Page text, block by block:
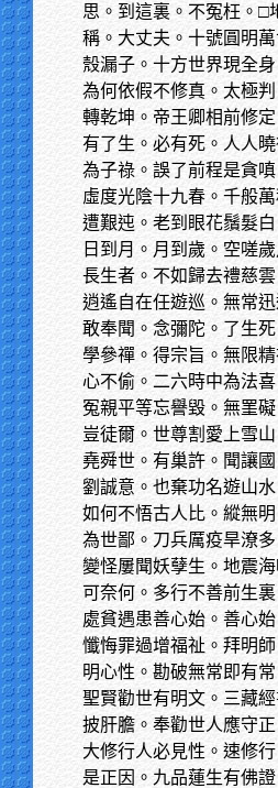
思。到這裏。不冤枉。□
稱。大丈夫。十號圓明
殼漏子。十方世界現全
為何依假不修真。太極
轉乾坤。帝王卿相前修
有了生。必有死。人人
為子祿。誤了前程是貪
虛度光陰十九春。千般
遭艱迍。老到眼花鬚髮
日到月。月到歲。空嗟
長生者。不如歸去禮慈
逍遙自在任遊巡。無常
敢奉聞。念彌陀。了生
學參禪。得宗旨。無限
心不偷。二六時中為法
冤親平等忘譽毀。無罣
豈徒爾。世尊割愛上雪
堯舜世。有巢許。聞讓
劉誠意。也棄功名遊山
如何不悟古人比。縱無
為世鄙。刀兵厲疫旱潦
變怪屢聞妖孽生。地震
可奈何。多行不善前生
處貧遇患善心始。善心
懺悔罪過增福祉。拜明
明心性。勘破無常即有
聖賢勸世有明文。三藏
披肝膽。奉勸世人應守
大修行人必見性。速修
是正因。九品蓮生有佛